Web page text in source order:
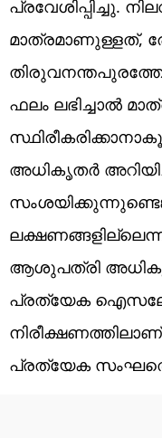
പ്രവേശിപ്പിച്ചു.
മാത്രമാണുള്ളത്,
ഫലം ലഭിച്ചാൽ
അ‌ധികൃതർ
ആശുപത്രി
പ്രത്യേക
പ്രത്യേക